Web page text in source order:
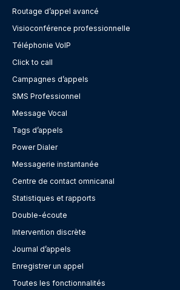
Routage d’appel avancé
Visioconférence professionnelle
Téléphonie VoIP
Click to call
Campagnes d’appels
SMS Professionnel
Message Vocal
Tags d’appels
Power Dialer
Messagerie instantanée
Centre de contact omnicanal
Statistiques et rapports
Double-écoute
Intervention discrète
Journal d’appels
Enregistrer un appel
Toutes les fonctionnalités